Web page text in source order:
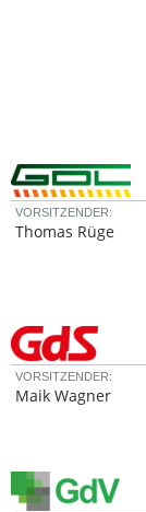
VORSITZENDER:
Thomas Rüge
VORSITZENDER:
Maik Wagner